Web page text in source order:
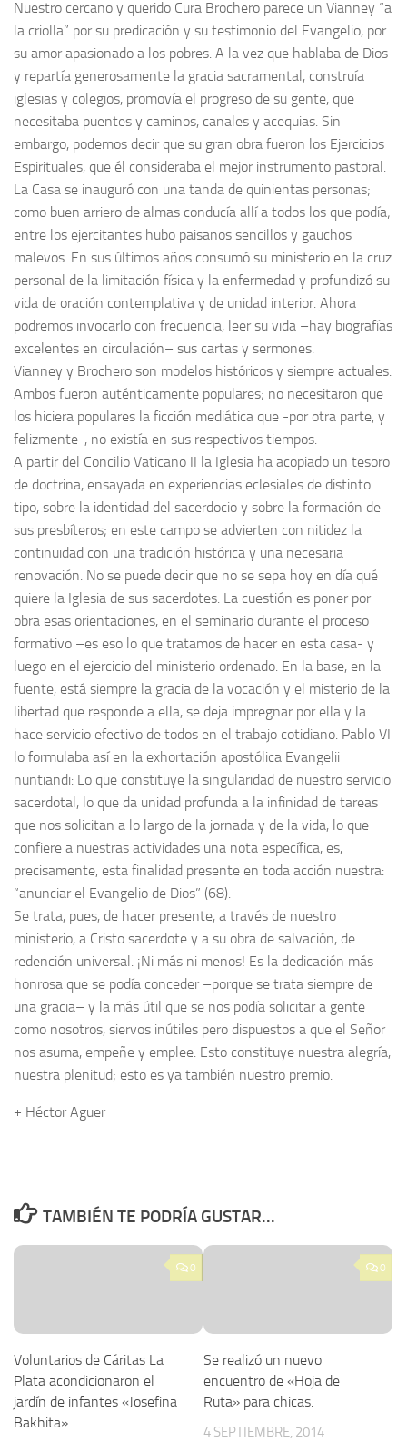
Nuestro cercano y querido Cura Brochero parece un Vianney “a
la criolla” por su predicación y su testimonio del Evangelio, por
su amor apasionado a los pobres. A la vez que hablaba de Dios
y repartía generosamente la gracia sacramental, construía
iglesias y colegios, promovía el progreso de su gente, que
necesitaba puentes y caminos, canales y acequias. Sin
embargo, podemos decir que su gran obra fueron los Ejercicios
Espirituales, que él consideraba el mejor instrumento pastoral.
La Casa se inauguró con una tanda de quinientas personas;
como buen arriero de almas conducía allí a todos los que podía;
entre los ejercitantes hubo paisanos sencillos y gauchos
malevos. En sus últimos años consumó su ministerio en la cruz
personal de la limitación física y la enfermedad y profundizó su
vida de oración contemplativa y de unidad interior. Ahora
podremos invocarlo con frecuencia, leer su vida –hay biografías
excelentes en circulación– sus cartas y sermones.
Vianney y Brochero son modelos históricos y siempre actuales.
Ambos fueron auténticamente populares; no necesitaron que
los hiciera populares la ficción mediática que -por otra parte, y
felizmente-, no existía en sus respectivos tiempos.
A partir del Concilio Vaticano II la Iglesia ha acopiado un tesoro
de doctrina, ensayada en experiencias eclesiales de distinto
tipo, sobre la identidad del sacerdocio y sobre la formación de
sus presbíteros; en este campo se advierten con nitidez la
continuidad con una tradición histórica y una necesaria
renovación. No se puede decir que no se sepa hoy en día qué
quiere la Iglesia de sus sacerdotes. La cuestión es poner por
obra esas orientaciones, en el seminario durante el proceso
formativo –es eso lo que tratamos de hacer en esta casa- y
luego en el ejercicio del ministerio ordenado. En la base, en la
fuente, está siempre la gracia de la vocación y el misterio de la
libertad que responde a ella, se deja impregnar por ella y la
hace servicio efectivo de todos en el trabajo cotidiano. Pablo VI
lo formulaba así en la exhortación apostólica Evangelii
nuntiandi: Lo que constituye la singularidad de nuestro servicio
sacerdotal, lo que da unidad profunda a la infinidad de tareas
que nos solicitan a lo largo de la jornada y de la vida, lo que
confiere a nuestras actividades una nota específica, es,
precisamente, esta finalidad presente en toda acción nuestra:
“anunciar el Evangelio de Dios” (68).
Se trata, pues, de hacer presente, a través de nuestro
ministerio, a Cristo sacerdote y a su obra de salvación, de
redención universal. ¡Ni más ni menos! Es la dedicación más
honrosa que se podía conceder –porque se trata siempre de
una gracia– y la más útil que se nos podía solicitar a gente
como nosotros, siervos inútiles pero dispuestos a que el Señor
nos asuma, empeñe y emplee. Esto constituye nuestra alegría,
nuestra plenitud; esto es ya también nuestro premio.
+ Héctor Aguer
TAMBIÉN TE PODRÍA GUSTAR...
0
Voluntarios de Cáritas La
Plata acondicionaron el
jardín de infantes «Josefina
Bakhita».
0
Se realizó un nuevo
encuentro de «Hoja de
Ruta» para chicas.
4 SEPTIEMBRE, 2014